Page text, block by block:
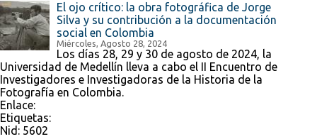
El ojo crítico: la obra fotográfica de Jorge
Silva y su contribución a la documentación
social en Colombia
Miércoles, Agosto 28, 2024
Los días 28, 29 y 30 de agosto de 2024, la
Universidad de Medellín lleva a cabo el II Encuentro de
Investigadores e Investigadoras de la Historia de la
Fotografía en Colombia.
Enlace:
Etiquetas:
Nid: 5602